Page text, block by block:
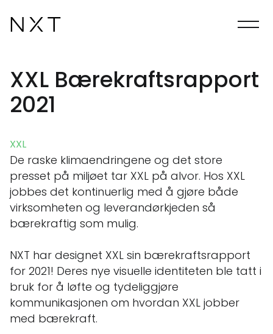
XXL Bærekraftsrapport
2021
XXL
De raske klimaendringene og det store
presset på miljøet tar XXL på alvor. Hos XXL
jobbes det kontinuerlig med å gjøre både
virksomheten og leverandørkjeden så
bærekraftig som mulig.
NXT har designet XXL sin bærekraftsrapport
for 2021! Deres nye visuelle identiteten ble tatt i
bruk for å løfte og tydeliggjøre
kommunikasjonen om hvordan XXL jobber
med bærekraft.